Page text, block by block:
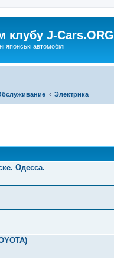
клубу J-Cars.ORG
японські автомобілі
Электрика
Одесса.